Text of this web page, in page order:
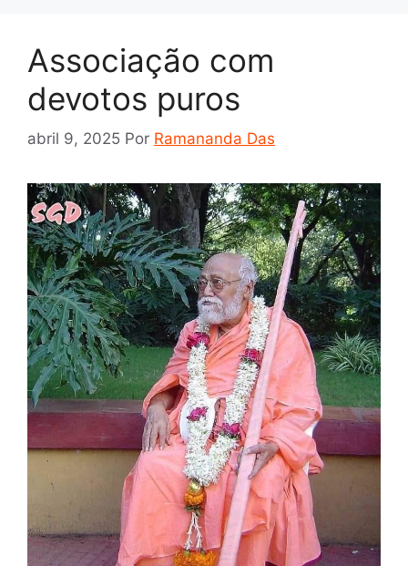
Associação com
devotos puros
abril 9, 2025 Por Ramananda Das